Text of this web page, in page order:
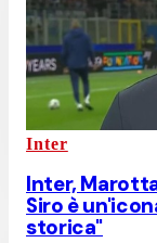
Inter
Inter,
Siro è
storica"